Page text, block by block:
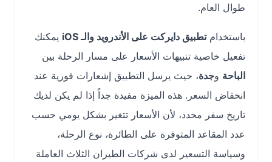
طوال العام.
باستخدامتطبيق دايركت على الأندرويد والـ iOS
يمكنك
تفعيل خاصية تنبيهات الأسعار على مسار الرحلة بين
وجدة ، حيث يرسل التطبيق إشعارات فورية عند
انخفاض السعر. هذه الميزة مفيدة جداً إذا لم يكن لديك
تاريخ سفر محدد، لأن الأسعار تتغير بشكل يومي حسب
عدد المقاعد المتوفرة على الطائرة، نوع الرحلة،
وسياسة التسعير لدى شركات الطيران الثلاث العاملة